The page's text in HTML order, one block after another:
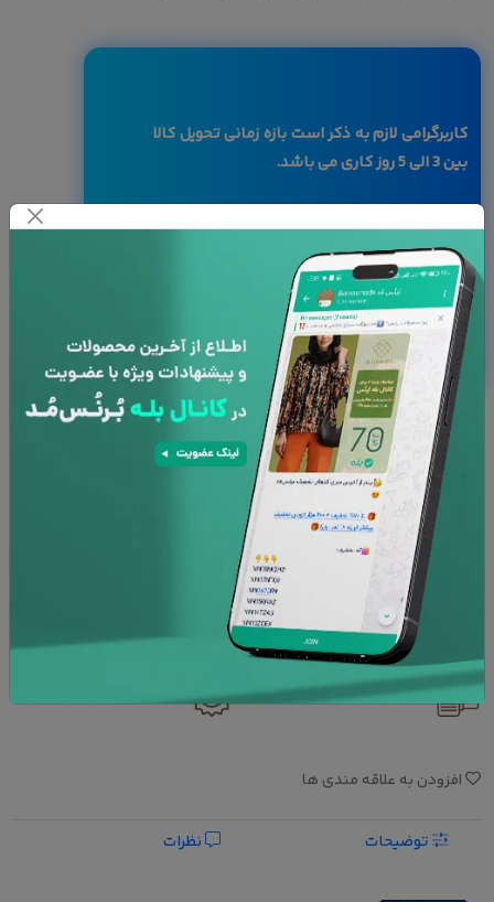
کاربرگرامی لازم به ذکر است بازه زمانی تحویل کالا
بین 3 الی 5 روز کاری می باشد.
وجود ندارد
با توجه به تفاوت رنگ ها در صفحه نمایش
دستگاه های مختلف، ممکن است رنگ محصولات
در تصویر تا 10 درصد با واقعیت متفاوت باشد.
نوع کوسن :
افزودن به سبد خرید
پشتیبانی 24 ساعته
امنیت پرداخت
افزودن به علاقه مندی ها